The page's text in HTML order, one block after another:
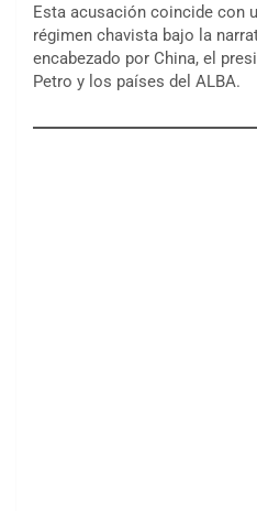
Esta acusación coincide con
régimen chavista bajo la
encabezado por China, el
Petro y los países del ALBA.